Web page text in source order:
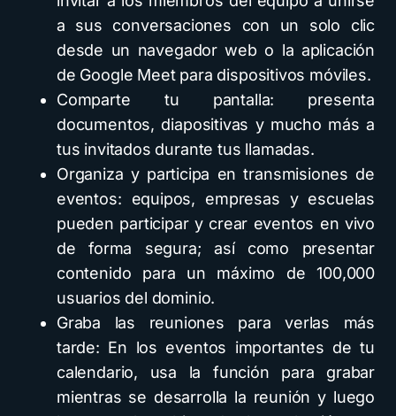
a sus conversaciones con un solo clic
desde un navegador web o la aplicación
de Google Meet para dispositivos móviles.
Comparte tu pantalla: presenta
documentos, diapositivas y mucho más a
tus invitados durante tus llamadas.
Organiza y participa en transmisiones de
eventos: equipos, empresas y escuelas
pueden participar y crear eventos en vivo
de forma segura; así como presentar
contenido para un máximo de 100,000
usuarios del dominio.
Graba las reuniones para verlas más
tarde: En los eventos importantes de tu
calendario, usa la función para grabar
mientras se desarrolla la reunión y luego